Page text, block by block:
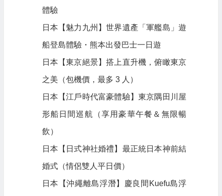
體驗
日本【魅力九州】世界遺產「軍艦島」遊
船登島體驗・熊本出發巴士一日遊
日本【東京絕景】搭上直升機，俯瞰東京
之美（包機價，最多 3 人）
日本【江戶時代富豪體驗】東京隅田川屋
形船日間巡航（享用豪華午餐＆無限暢
飲）
日本【日式神社婚禮】最正統日本神前結
婚式（情侶雙人平日價）
日本【沖繩離島浮潛】慶良間Kuefu島浮